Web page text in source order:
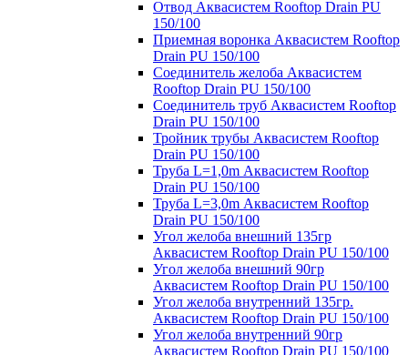
Отвод Аквасистем Rooftop Drain PU
150/100
Приемная воронка Аквасистем Rooftop
Drain PU 150/100
Соединитель желоба Аквасистем
Rooftop Drain PU 150/100
Соединитель труб Аквасистем Rooftop
Drain PU 150/100
Тройник трубы Аквасистем Rooftop
Drain PU 150/100
Труба L=1,0m Аквасистем Rooftop
Drain PU 150/100
Труба L=3,0m Аквасистем Rooftop
Drain PU 150/100
Угол желоба внешний 135гр
Аквасистем Rooftop Drain PU 150/100
Угол желоба внешний 90гр
Аквасистем Rooftop Drain PU 150/100
Угол желоба внутренний 135гр.
Аквасистем Rooftop Drain PU 150/100
Угол желоба внутренний 90гр
Аквасистем Rooftop Drain PU 150/100